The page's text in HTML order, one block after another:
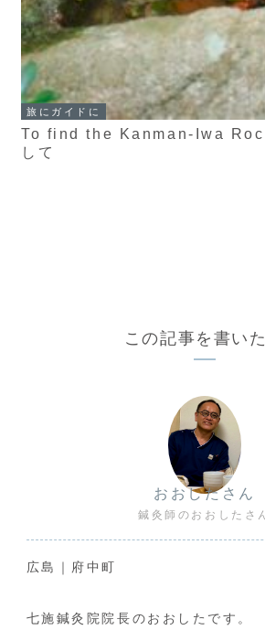
旅にガイドに
To find the Kanman-Iwa
して
この記事を書い
おおしたさん
鍼灸師のおおしたさ
広島｜府中町
七施鍼灸院院長のおおしたです。